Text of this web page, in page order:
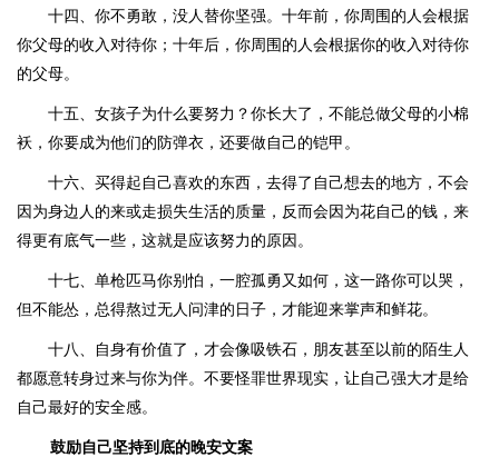
十四、你不勇敢，没人替你坚强。十年前，你周围的人会根据
你父母的收入对待你；十年后，你周围的人会根据你的收入对待你
的父母。
十五、女孩子为什么要努力？你长大了，不能总做父母的小棉
袄，你要成为他们的防弹衣，还要做自己的铠甲。
十六、买得起自己喜欢的东西，去得了自己想去的地方，不会
因为身边人的来或走损失生活的质量，反而会因为花自己的钱，来
得更有底气一些，这就是应该努力的原因。
十七、单枪匹马你别怕，一腔孤勇又如何，这一路你可以哭，
但不能怂，总得熬过无人问津的日子，才能迎来掌声和鲜花。
十八、自身有价值了，才会像吸铁石，朋友甚至以前的陌生人
都愿意转身过来与你为伴。不要怪罪世界现实，让自己强大才是给
自己最好的安全感。
鼓励自己坚持到底的晚安文案